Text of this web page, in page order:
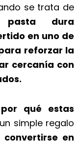
se trata de
dura
en uno de
reforzar la
cercanía con
qué estas
simple regalo
convertirse en